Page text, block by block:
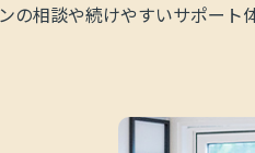
の相談や続けやすいサポート